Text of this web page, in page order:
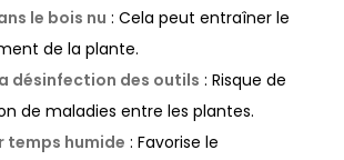
le bois nu : Cela peut entraîner le
de la plante.
désinfection des outils : Risque de
de maladies entre les plantes.
temps humide : Favorise le